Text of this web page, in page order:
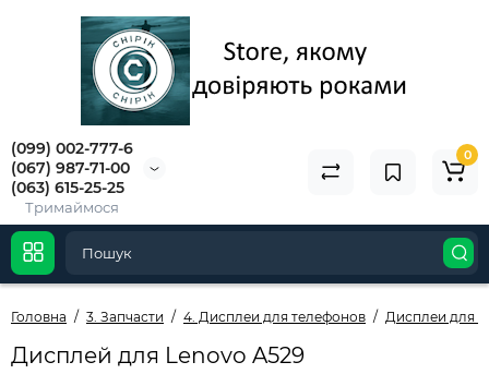
(099) 002-777-6
(067) 987-71-00
(063) 615-25-25
Тримаймося
0
Головна 3. Запчасти 4. Дисплеи для телефонов Дисплеи для
Дисплей для Lenovo A529